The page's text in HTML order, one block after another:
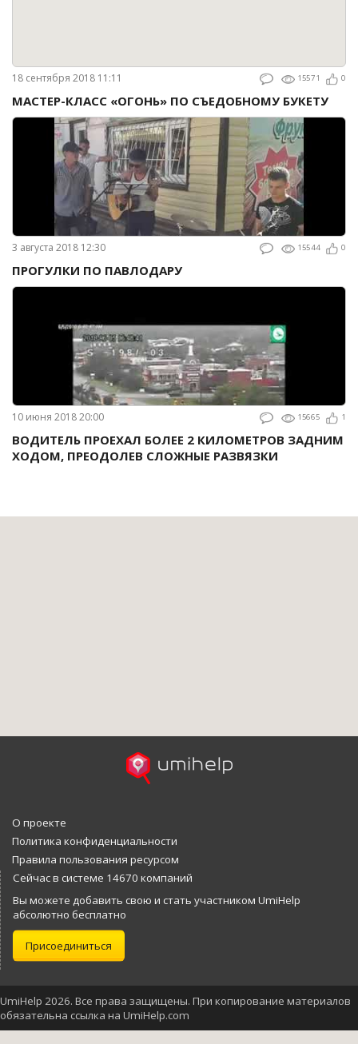
18 сентября 2018 11:11 15571 0
МАСТЕР-КЛАСС «ОГОНЬ» ПО СЪЕДОБНОМУ БУКЕТУ
3 августа 2018 12:30 15544 0
ПРОГУЛКИ ПО ПАВЛОДАРУ
10 июня 2018 20:00 15665 1
ВОДИТЕЛЬ ПРОЕХАЛ БОЛЕЕ 2 КИЛОМЕТРОВ ЗАДНИМ
ХОДОМ, ПРЕОДОЛЕВ СЛОЖНЫЕ РАЗВЯЗКИ
О проекте
Политика конфиденциальности
Правила пользования ресурсом
Сейчас в системе 14670 компаний
Вы можете добавить свою и стать участником UmiHelp
абсолютно бесплатно
Присоединиться
UmiHelp 2026. Все права защищены. При копирование материалов
обязательна ссылка на UmiHelp.com